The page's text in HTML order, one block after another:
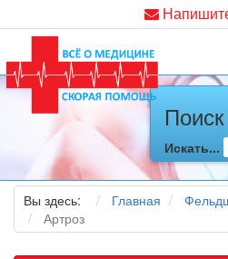
Искать...
Вы здесь: Главная
Артроз
Как я заболел во время
Это странная ситуация: вы
предосторожности COVID-19 (вы
но, тем не менее, вы каким-то
можете задаться...